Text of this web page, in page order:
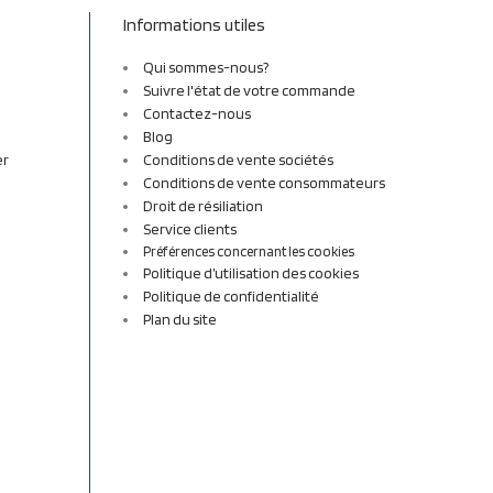
Informations utiles
Qui sommes-nous?
Suivre l'état de votre commande
Contactez-nous
Blog
Conditions de vente sociétés
Conditions de vente consommateurs
Droit de résiliation
Service clients
Préférences concernant les cookies
Politique d’utilisation des cookies
Politique de confidentialité
Plan du site